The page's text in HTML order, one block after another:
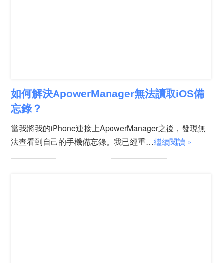
如何解決ApowerManager無法讀取iOS備
忘錄？
當我將我的iPhone連接上ApowerManager之後，發現無
法查看到自己的手機備忘錄。我已經重…繼續閱讀 »